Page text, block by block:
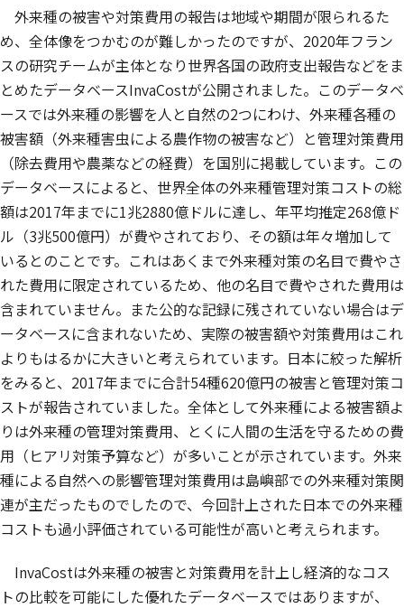
外来種の被害や対策費用の報告は地域や期間が限られるた
め、全体像をつかむのが難しかったのですが、2020年フラン
スの研究チームが主体となり世界各国の政府支出報告などをま
とめたデータベースInvaCostが公開されました。このデータベ
ースでは外来種の影響を人と自然の2つにわけ、外来種各種の
被害額（外来種害虫による農作物の被害など）と管理対策費用
（除去費用や農薬などの経費）を国別に掲載しています。この
データベースによると、世界全体の外来種管理対策コストの総
額は2017年までに1兆2880億ドルに達し、年平均推定268億ド
ル（3兆500億円）が費やされており、その額は年々増加して
いるとのことです。これはあくまで外来種対策の名目で費やさ
れた費用に限定されているため、他の名目で費やされた費用は
含まれていません。また公的な記録に残されていない場合はデ
ータベースに含まれないため、実際の被害額や対策費用はこれ
よりもはるかに大きいと考えられています。日本に絞った解析
をみると、2017年までに合計54種620億円の被害と管理対策コ
ストが報告されていました。全体として外来種による被害額よ
りは外来種の管理対策費用、とくに人間の生活を守るための費
用（ヒアリ対策予算など）が多いことが示されています。外来
種による自然への影響管理対策費用は島嶼部での外来種対策関
連が主だったものでしたので、今回計上された日本での外来種
コストも過小評価されている可能性が高いと考えられます。
InvaCostは外来種の被害と対策費用を計上し経済的なコス
トの比較を可能にした優れたデータベースではありますが、